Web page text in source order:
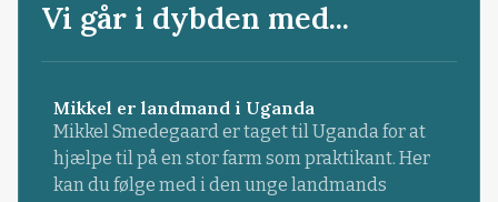
Vi går i dybden med...
Mikkel er landmand i Uganda
Mikkel Smedegaard er taget til Uganda for at
hjælpe til på en stor farm som praktikant. Her
kan du følge med i den unge landmands